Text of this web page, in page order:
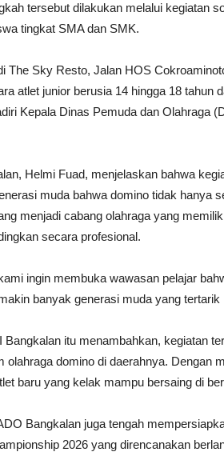
tersebut dilakukan melalui kegiatan
tingkat SMA dan SMK.
The Sky Resto, Jalan HOS
atlet junior berusia 14 hingga 18 tahun
Kepala Dinas Pemuda dan Olahraga
Helmi Fuad, menjelaskan bahwa
muda bahwa domino tidak hanya
menjadi cabang olahraga yang
secara profesional.
ingin membuka wawasan pelajar
banyak generasi muda yang tertarik
Bangkalan itu menambahkan, kegiatan
olahraga domino di daerahnya. Dengan
baru yang kelak mampu bersaing di
Bangkalan juga tengah
2026 yang direncanakan